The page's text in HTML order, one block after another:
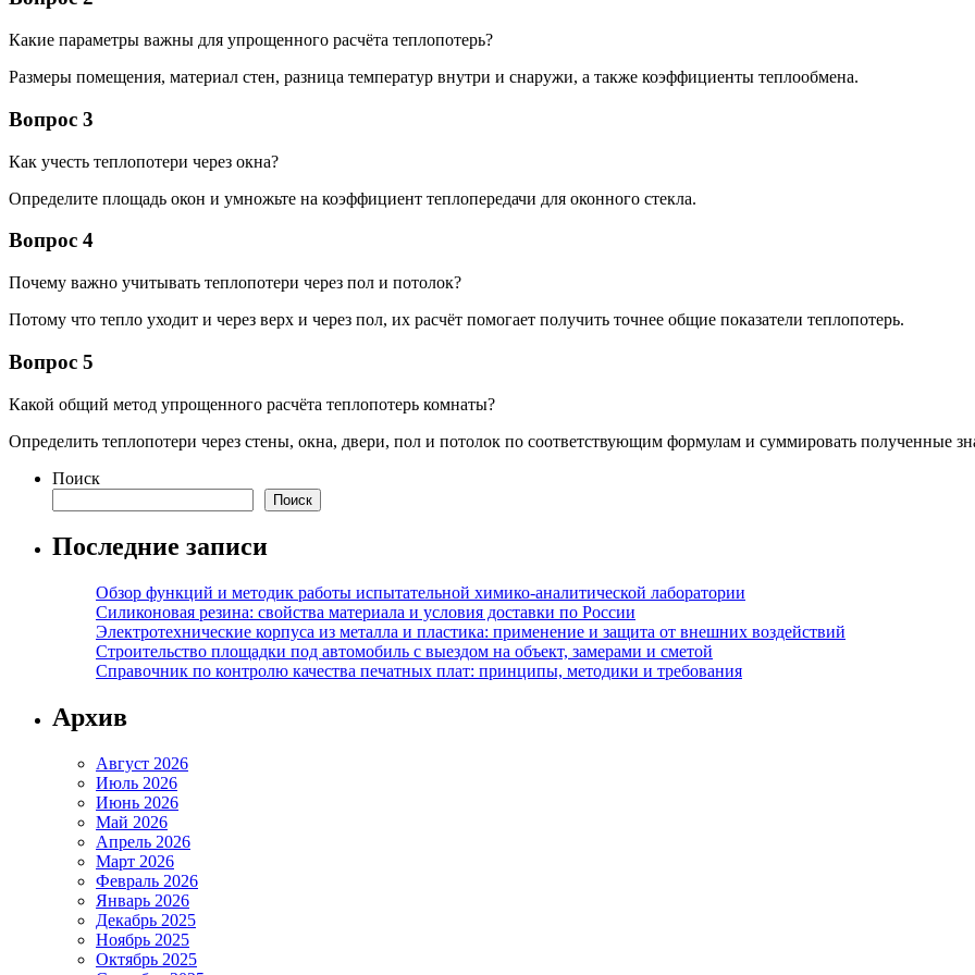
Какие параметры важны для упрощенного расчёта теплопотерь?
Размеры помещения, материал стен, разница температур внутри и снаружи, а также коэффициенты теплообмена.
Вопрос 3
Как учесть теплопотери через окна?
Определите площадь окон и умножьте на коэффициент теплопередачи для оконного стекла.
Вопрос 4
Почему важно учитывать теплопотери через пол и потолок?
Потому что тепло уходит и через верх и через пол, их расчёт помогает получить точнее общие показатели теплопотерь.
Вопрос 5
Какой общий метод упрощенного расчёта теплопотерь комнаты?
Определить теплопотери через стены, окна, двери, пол и потолок по соответствующим формулам и суммировать полученные
Поиск
Поиск
Последние записи
Обзор функций и методик работы испытательной химико-аналитической лаборатории
Силиконовая резина: свойства материала и условия доставки по России
Электротехнические корпуса из металла и пластика: применение и защита от внешних воздействий
Строительство площадки под автомобиль с выездом на объект, замерами и сметой
Справочник по контролю качества печатных плат: принципы, методики и требования
Архив
Август 2026
Июль 2026
Июнь 2026
Май 2026
Апрель 2026
Март 2026
Февраль 2026
Январь 2026
Декабрь 2025
Ноябрь 2025
Октябрь 2025